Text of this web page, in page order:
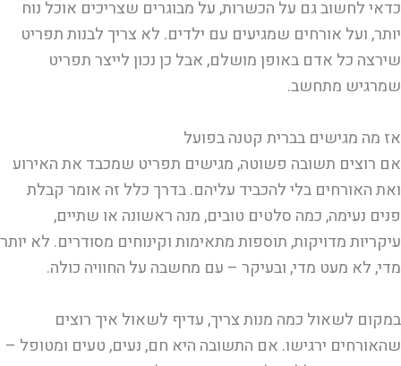
כדאי לחשוב גם על הכשרות, על מבוגרים שצריכים אוכל נוח
יותר, ועל אורחים שמגיעים עם ילדים. לא צריך לבנות תפריט
שירצה כל אדם באופן מושלם, אבל כן נכון לייצר תפריט
שמרגיש מתחשב.
אז מה מגישים בברית קטנה בפועל
אם רוצים תשובה פשוטה, מגישים תפריט שמכבד את האירוע
ואת האורחים בלי להכביד עליהם. בדרך כלל זה אומר קבלת
פנים נעימה, כמה סלטים טובים, מנה ראשונה או שתיים,
עיקריות מדויקות, תוספות מתאימות וקינוחים מסודרים. לא יותר
מדי, לא מעט מדי, ובעיקר – עם מחשבה על החוויה כולה.
במקום לשאול כמה מנות צריך, עדיף לשאול איך רוצים
שהאורחים ירגישו. אם התשובה היא חם, נעים, טעים ומטופל –